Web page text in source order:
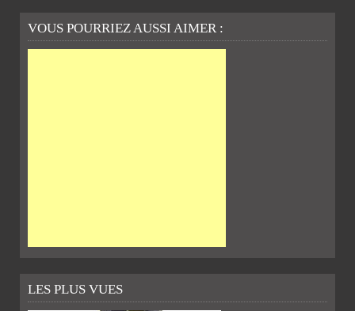
VOUS POURRIEZ AUSSI AIMER :
LES PLUS VUES